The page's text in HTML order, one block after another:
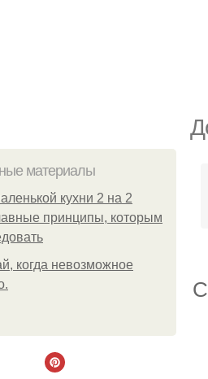
материалы
кухни 2 на 2
принципы, которым
когда невозможное